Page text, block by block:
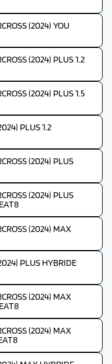
(2024) YOU
(2024) PLUS 1.2
(2024) PLUS 1.5
PLUS 1.2
(2024) PLUS
(2024) PLUS
(2024) MAX
PLUS HYBRIDE
(2024) MAX
(2024) MAX